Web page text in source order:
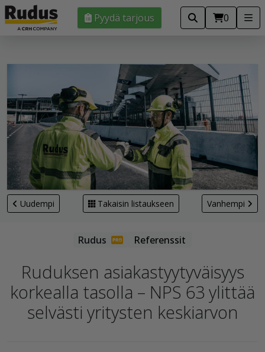
Pyydä tarjous 0
Uudempi Takaisin listaukseen Vanhempi
Referenssit
Ruduksen asiakastyytyväisyys
korkealla tasolla – NPS 63 ylittää
selvästi yritysten keskiarvon